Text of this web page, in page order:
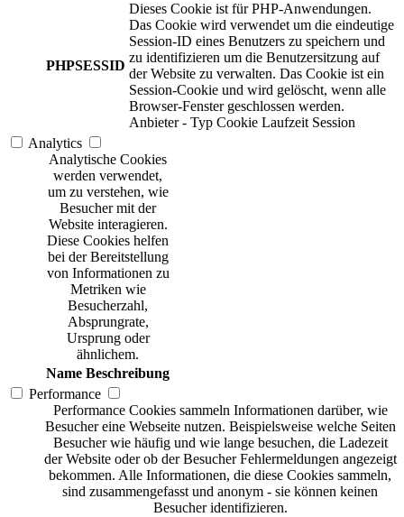
PHPSESSID
Dieses Cookie ist für PHP-Anwendungen.
Das Cookie wird verwendet um die eindeutige
Session-ID eines Benutzers zu speichern und
zu identifizieren um die Benutzersitzung auf
der Website zu verwalten. Das Cookie ist ein
Session-Cookie und wird gelöscht, wenn alle
Browser-Fenster geschlossen werden.
Anbieter - Typ Cookie Laufzeit Session
Analytics
Analytische Cookies
werden verwendet,
um zu verstehen, wie
Besucher mit der
Website interagieren.
Diese Cookies helfen
bei der Bereitstellung
von Informationen zu
Metriken wie
Besucherzahl,
Absprungrate,
Ursprung oder
ähnlichem.
Name Beschreibung
Performance
Performance Cookies sammeln Informationen darüber, wie
Besucher eine Webseite nutzen. Beispielsweise welche Seiten
Besucher wie häufig und wie lange besuchen, die Ladezeit
der Website oder ob der Besucher Fehlermeldungen angezeigt
bekommen. Alle Informationen, die diese Cookies sammeln,
sind zusammengefasst und anonym - sie können keinen
Besucher identifizieren.